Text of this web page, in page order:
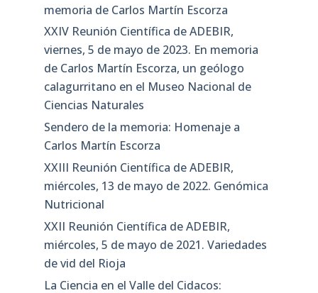
memoria de Carlos Martín Escorza
XXIV Reunión Científica de ADEBIR,
viernes, 5 de mayo de 2023. En memoria
de Carlos Martín Escorza, un geólogo
calagurritano en el Museo Nacional de
Ciencias Naturales
Sendero de la memoria: Homenaje a
Carlos Martín Escorza
XXIII Reunión Científica de ADEBIR,
miércoles, 13 de mayo de 2022. Genómica
Nutricional
XXII Reunión Científica de ADEBIR,
miércoles, 5 de mayo de 2021. Variedades
de vid del Rioja
La Ciencia en el Valle del Cidacos: